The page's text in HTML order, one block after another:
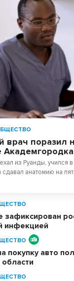
врач поразил
Академгородка
из Руанды, учился
анатомию на
зафиксирован
инфекцией
покупку авто